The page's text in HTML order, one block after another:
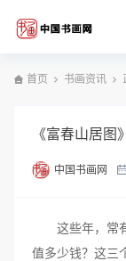
首页 书画资讯
《富春山居
中国书画网
这些年，常有
值多少钱？这三